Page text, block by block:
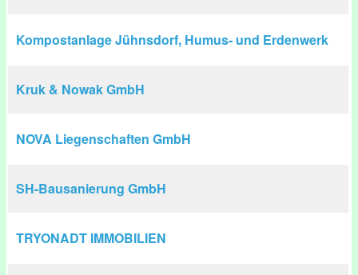
Kompostanlage Jühnsdorf, Humus- und Erdenwerk
Kruk & Nowak GmbH
NOVA Liegenschaften GmbH
SH-Bausanierung GmbH
TRYONADT IMMOBILIEN